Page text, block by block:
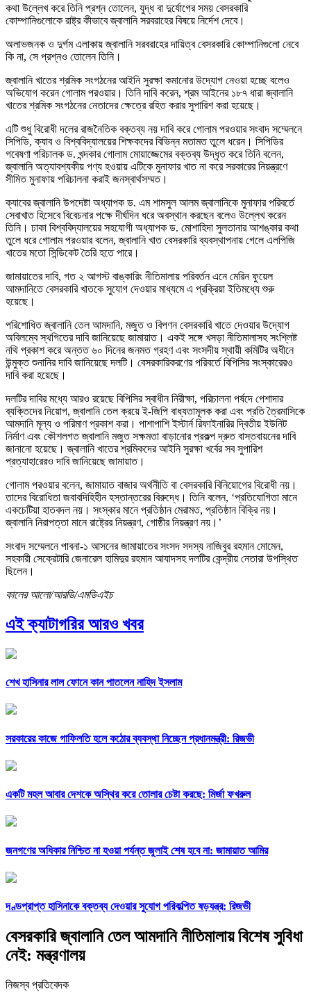
কথা উল্লেখ করে তিনি প্রশ্ন তোলেন, যুদ্ধ বা দুর্যোগের সময় বেসরকারি
কোম্পানিগুলোকে রাষ্ট্র কীভাবে জ্বালানি সরবরাহের বিষয়ে নির্দেশ দেবে।
অলাভজনক ও দুর্গম এলাকায় জ্বালানি সরবরাহের দায়িত্ব বেসরকারি কোম্পানিগুলো নেবে
কি না, সে প্রশ্নও তোলেন তিনি।
জ্বালানি খাতের শ্রমিক সংগঠনের আইনি সুরক্ষা কমানোর উদ্যোগ নেওয়া হচ্ছে বলেও
অভিযোগ করেন গোলাম পরওয়ার। তিনি দাবি করেন, শ্রম আইনের ১৮৭ ধারা জ্বালানি
খাতের শ্রমিক সংগঠনের নেতাদের ক্ষেত্রে রহিত করার সুপারিশ করা হয়েছে।
এটি শুধু বিরোধী দলের রাজনৈতিক বক্তব্য নয় দাবি করে গোলাম পরওয়ার সংবাদ সম্মেলনে
সিপিডি, ক্যাব ও বিশ্ববিদ্যালয়ের শিক্ষকদের বিভিন্ন মতামত তুলে ধরেন। সিপিডির
গবেষণা পরিচালক ড. খন্দকার গোলাম মোয়াজ্জেমের বক্তব্য উদ্ধৃত করে তিনি বলেন,
জ্বালানি অত্যাবশ্যকীয় পণ্য হওয়ায় এটিকে মুনাফার খাত না করে সরকারের নিয়ন্ত্রণে
সীমিত মুনাফায় পরিচালনা করাই জনস্বার্থসম্মত।
ক্যাবের জ্বালানি উপদেষ্টা অধ্যাপক ড. এম শামসুল আলম জ্বালানিকে মুনাফার পরিবর্তে
সেবাখাত হিসেবে বিবেচনার পক্ষে দীর্ঘদিন ধরে অবস্থান করছেন বলেও উল্লেখ করেন
তিনি। ঢাকা বিশ্ববিদ্যালয়ের সহযোগী অধ্যাপক ড. মোশাহিদা সুলতানার আশঙ্কার কথা
তুলে ধরে গোলাম পরওয়ার বলেন, জ্বালানি খাত বেসরকারি ব্যবস্থাপনায় গেলে এলপিজি
খাতের মতো সিন্ডিকেট তৈরি হতে পারে।
জামায়াতের দাবি, গত ২ আগস্ট বাঙ্কারিং নীতিমালায় পরিবর্তন এনে মেরিন ফুয়েল
আমদানিতে বেসরকারি খাতকে সুযোগ দেওয়ার মাধ্যমে এ প্রক্রিয়া ইতিমধ্যে শুরু
হয়েছে।
পরিশোধিত জ্বালানি তেল আমদানি, মজুত ও বিপণন বেসরকারি খাতে দেওয়ার উদ্যোগ
অবিলম্বে স্থগিতের দাবি জানিয়েছে জামায়াত। একই সঙ্গে খসড়া নীতিমালাসহ সংশ্লিষ্ট
নথি প্রকাশ করে অন্তত ৬০ দিনের জনমত গ্রহণ এবং সংসদীয় স্থায়ী কমিটির অধীনে
উন্মুক্ত শুনানির দাবি জানিয়েছে দলটি। বেসরকারিকরণের পরিবর্তে বিপিসির সংস্কারেরও
দাবি করা হয়েছে।
দলটির দাবির মধ্যে আরও রয়েছে বিপিসির স্বাধীন নিরীক্ষা, পরিচালনা পর্ষদে পেশাদার
ব্যক্তিদের নিয়োগ, জ্বালানি তেল ক্রয়ে ই-জিপি বাধ্যতামূলক করা এবং প্রতি ত্রৈমাসিকে
আমদানি মূল্য ও পরিমাণ প্রকাশ করা। পাশাপাশি ইস্টার্ন রিফাইনারির দ্বিতীয় ইউনিট
নির্মাণ এবং কৌশলগত জ্বালানি মজুত সক্ষমতা বাড়ানোর প্রকল্প দ্রুত বাস্তবায়নের দাবি
জানানো হয়েছে। জ্বালানি খাতের শ্রমিকদের আইনি সুরক্ষা খর্বের সব সুপারিশ
প্রত্যাহারেরও দাবি জানিয়েছে জামায়াত।
গোলাম পরওয়ার বলেন, জামায়াত বাজার অর্থনীতি বা বেসরকারি বিনিয়োগের বিরোধী নয়।
তাদের বিরোধিতা জবাবদিহিহীন হস্তান্তরের বিরুদ্ধে। তিনি বলেন, ‘প্রতিযোগিতা মানে
একচেটিয়া হাতবদল নয়। সংস্কার মানে প্রতিষ্ঠান মেরামত, প্রতিষ্ঠান বিক্রি নয়।
জ্বালানি নিরাপত্তা মানে রাষ্ট্রের নিয়ন্ত্রণ, গোষ্ঠীর নিয়ন্ত্রণ নয়।’
সংবাদ সম্মেলনে পাবনা-১ আসনের জামায়াতের সংসদ সদস্য নাজিবুর রহমান মোমেন,
সহকারী সেক্রেটারি জেনারেল হামিদুর রহমান আযাদসহ দলটির কেন্দ্রীয় নেতারা উপস্থিত
ছিলেন।
কালের আলো/আরডি/এমডিএইচ
এই ক্যাটাগরির আরও খবর
শেখ হাসিনার লাল ফোনে কান পাতলেন নাহিদ ইসলাম
সরকারের কাজে গাফিলতি হলে কঠোর ব্যবস্থা নিচ্ছেন প্রধানমন্ত্রী: রিজভী
একটি মহল আবার দেশকে অস্থির করে তোলার চেষ্টা করছে: মির্জা ফখরুল
জনগণের অধিকার নিশ্চিত না হওয়া পর্যন্ত জুলাই শেষ হবে না: জামায়াত আমির
দণ্ডপ্রাপ্ত হাসিনাকে বক্তব্য দেওয়ার সুযোগ পরিকল্পিত ষড়যন্ত্র: রিজভী
বেসরকারি জ্বালানি তেল আমদানি নীতিমালায় বিশেষ সুবিধা
নেই: মন্ত্রণালয়
নিজস্ব প্রতিবেদক